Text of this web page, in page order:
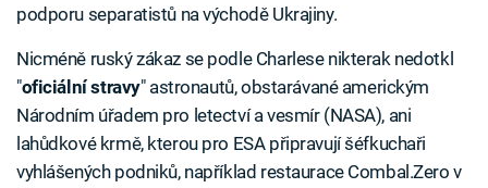
podporu separatistů na východě Ukrajiny.
Nicméně ruský zákaz se podle Charlese nikterak nedotkl
"oficiální stravy" astronautů, obstarávané americkým
Národním úřadem pro letectví a vesmír (NASA), ani
lahůdkové krmě, kterou pro ESA připravují šéfkuchaři
vyhlášených podniků, například restaurace Combal.Zero v